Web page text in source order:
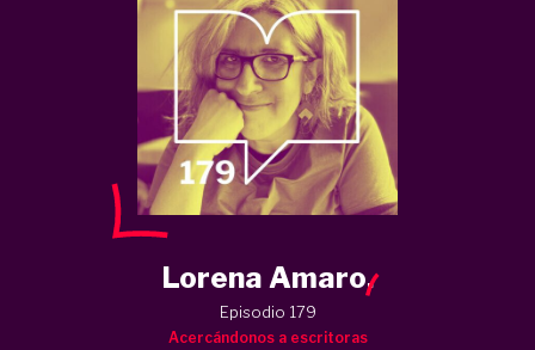
Lorena Amaro.
Episodio 179
Acercándonos a escritoras